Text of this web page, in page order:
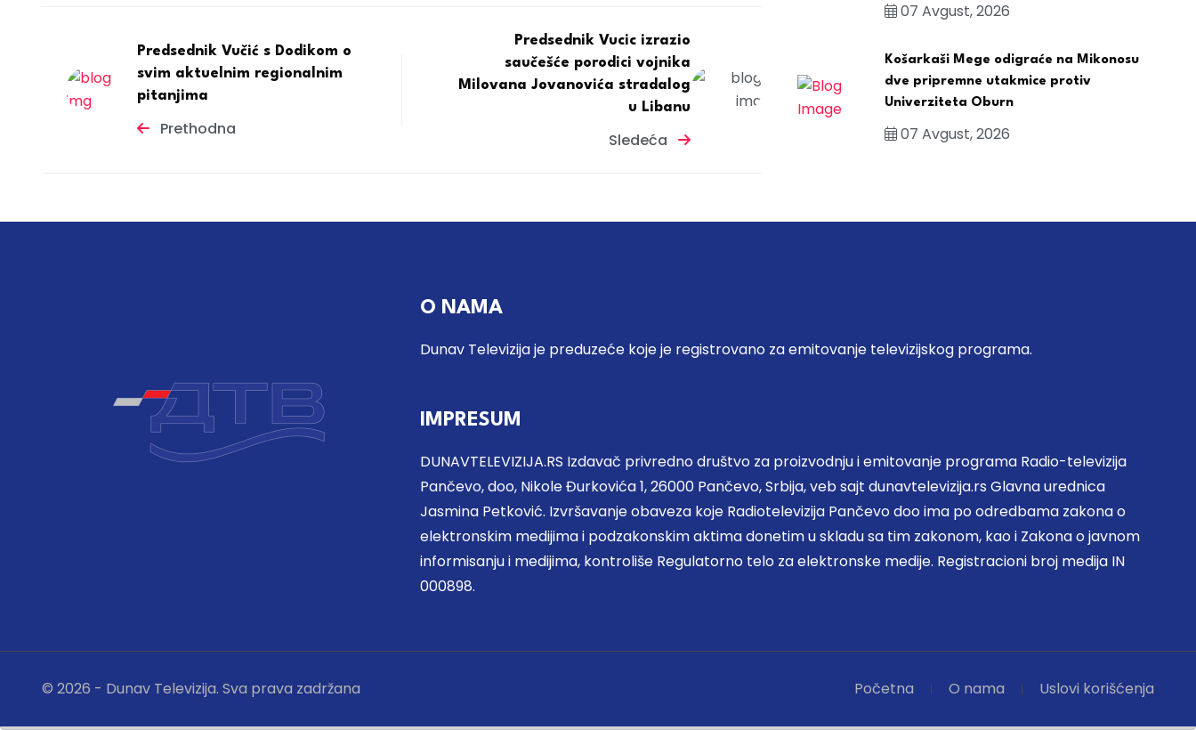
Predsednik Vučić s Dodikom o
svim aktuelnim regionalnim
pitanjima
Prethodna
Predsednik Vucic izrazio
saučešće porodici vojnika
Milovana Jovanovića stradalog
u Libanu
Sledeća
07 Avgust, 2026
Košarkaši Mege odigraće na Mikonosu
dve pripremne utakmice protiv
Univerziteta Oburn
07 Avgust, 2026
O NAMA
Dunav Televizija je preduzeće koje je registrovano za emitovanje televizijskog programa.
IMPRESUM
DUNAVTELEVIZIJA.RS Izdavač privredno društvo za proizvodnju i emitovanje programa Radio-televizija
Pančevo, doo, Nikole Đurkovića 1, 26000 Pančevo, Srbija, veb sajt dunavtelevizija.rs Glavna urednica
Jasmina Petković. Izvršavanje obaveza koje Radiotelevizija Pančevo doo ima po odredbama zakona o
elektronskim medijima i podzakonskim aktima donetim u skladu sa tim zakonom, kao i Zakona o javnom
informisanju i medijima, kontroliše Regulatorno telo za elektronske medije. Registracioni broj medija IN
000898.
© 2026 - Dunav Televizija. Sva prava zadržana Početna O nama Uslovi korišćenja